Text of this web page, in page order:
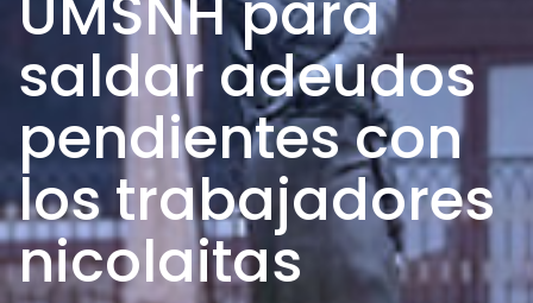
saldar adeudos
pendientes con
los trabajadores
nicolaitas